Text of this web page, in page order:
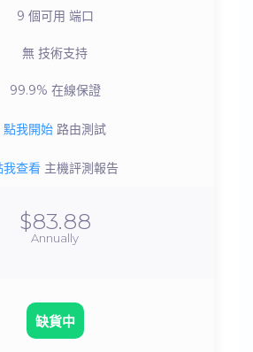
9 個可用 端口
無 技術支持
99.9% 在線保證
點我開始 路由測試
我查看 主機評測報告
$83.88
Annually
缺貨中